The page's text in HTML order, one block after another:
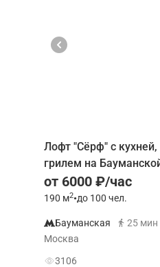
Лофт "Сёрф" с
грилем на
от 6000 ₽/час
190 м2•до 100 чел.
Бауманская
25 мин
Москва
3106